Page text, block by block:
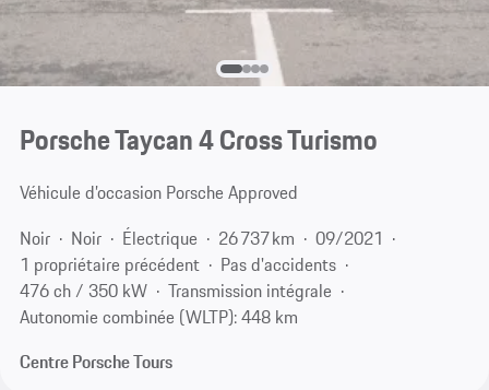
Porsche Taycan 4 Cross Turismo
Véhicule d’occasion Porsche Approved
Noir
Noir Électrique 26 737 km
09/2021
1 propriétaire précédent
Pas d'accidents
476 ch / 350 kW
Transmission intégrale
Autonomie combinée (WLTP): 448 km
Centre Porsche Tours